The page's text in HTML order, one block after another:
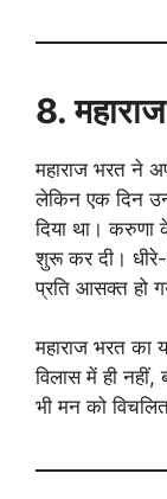
8.
महाराज भरत ने
लेकिन एक दिन
दिया था।
शुरू कर दी।
प्रति आसक्त हो
महाराज भरत का
विलास में ही
भी मन को